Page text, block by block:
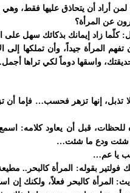
أراد أن يتحاذق عليها فقط، وهي
عن المرأة؟
كلّما زاد إيمانك بذكائك سهل على
المرأة جيداً، وأن تملكها إلى
واسقها دوماً لكي تراها
لا تذبل، إنها تزهر فحسب… فإما
قبل أن يعاود كلامه: اسمع
ما شئت ودع ما شئت…
يا عم…
فولتير بقوله: المرأة كالبحر..
المرأة كالبحر فعلاً، ولكنك إن